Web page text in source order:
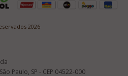
2026
Paulo, SP - CEP 04522-000